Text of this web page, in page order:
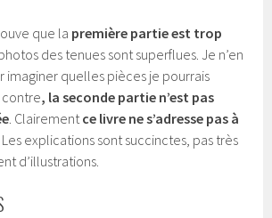
que la première partie est trop
des tenues sont superflues. Je n’en
imaginer quelles pièces je pourrais
contre, la seconde partie n’est pas
. Clairementce livre ne s’adresse pas à
Les explications sont succinctes, pas très
d’illustrations.